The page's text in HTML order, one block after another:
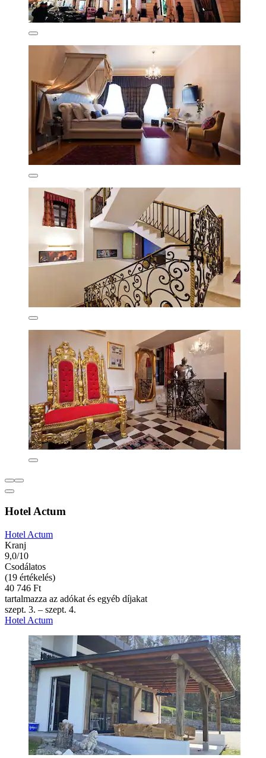
Hotel Actum
Hotel Actum
Kranj
9,0/10
Csodálatos
(19 értékelés)
40 746 Ft
tartalmazza az adókat és egyéb díjakat
szept. 3. – szept. 4.
Hotel Actum